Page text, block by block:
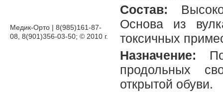
Медик-Орто | 8(985)161-87-
08, 8(901)356-03-50; © 2010 г.
Состав:
Основа из
токсичных
Назначение:
продольных
открытой обуви.